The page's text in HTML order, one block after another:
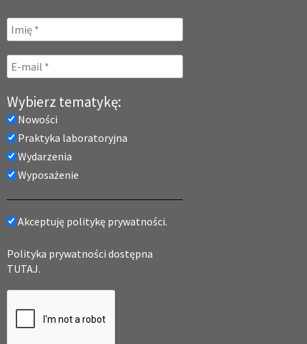
Wybierz tematykę:
Nowości
Praktyka laboratoryjna
Wydarzenia
Wyposażenie
Akceptuję politykę prywatności.
Polityka prywatności dostępna
TUTAJ.